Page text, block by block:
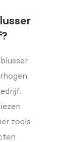
zoals